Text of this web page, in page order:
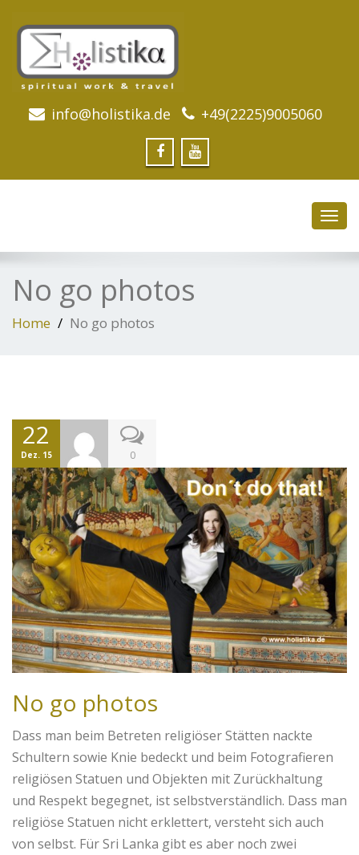
info@holistika.de +49(2225)9005060
No go photos
Home No go photos
22
Dez. 15 0
No go photos
Dass man beim Betreten religiöser Stätten nackte
Schultern sowie Knie bedeckt und beim Fotografieren
religiösen Statuen und Objekten mit Zurückhaltung
und Respekt begegnet, ist selbstverständlich. Dass man
religiöse Statuen nicht erklettert, versteht sich auch
von selbst. Für Sri Lanka gibt es aber noch zwei